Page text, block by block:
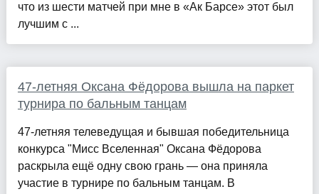
что из шести матчей при мне в «Ак Барсе» этот был
лучшим с ...
47-летняя Оксана Фёдорова вышла на паркет
турнира по бальным танцам
47-летняя телеведущая и бывшая победительница
конкурса "Мисс Вселенная" Оксана Фёдорова
раскрыла ещё одну свою грань — она приняла
участие в турнире по бальным танцам. В